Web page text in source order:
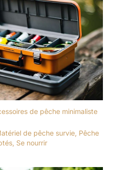
de pêche minimaliste
de pêche survie, Pêche
, Se nourrir